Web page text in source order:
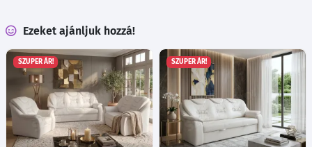
Ezeket ajánljuk hozzá!
SZUPER ÁR! SZUPER ÁR!